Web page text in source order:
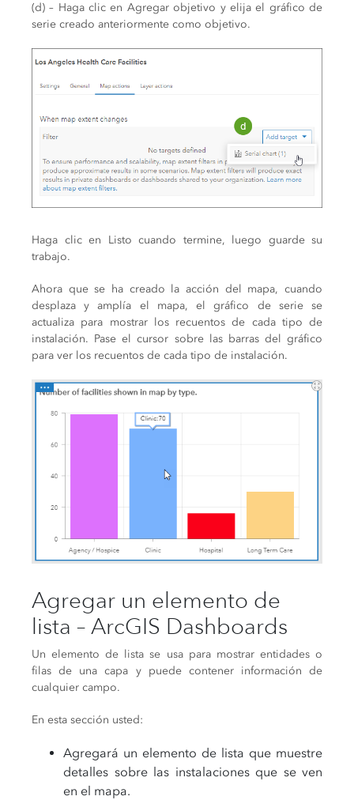
(d) – Haga clic en Agregar objetivo y elija el gráfico de
serie creado anteriormente como objetivo.
Haga clic en Listo cuando termine, luego guarde su
trabajo.
Ahora que se ha creado la acción del mapa, cuando
desplaza y amplía el mapa, el gráfico de serie se
actualiza para mostrar los recuentos de cada tipo de
instalación. Pase el cursor sobre las barras del gráfico
para ver los recuentos de cada tipo de instalación.
Agregar un elemento de
lista – ArcGIS Dashboards
Un elemento de lista se usa para mostrar entidades o
filas de una capa y puede contener información de
cualquier campo.
En esta sección usted:
Agregará un elemento de lista que muestre
detalles sobre las instalaciones que se ven
en el mapa.